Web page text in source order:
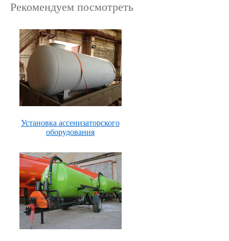
Рекомендуем посмотреть
Установка ассенизаторского
оборудования